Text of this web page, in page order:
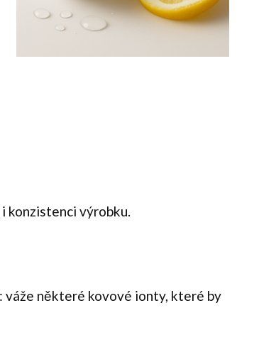
konzistenci výrobku.
váže některé kovové ionty, které by